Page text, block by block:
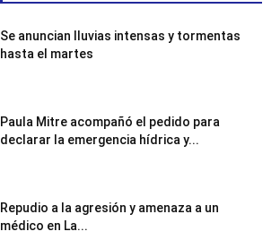
Se anuncian lluvias intensas y tormentas
hasta el martes
Paula Mitre acompañó el pedido para
declarar la emergencia hídrica y...
Repudio a la agresión y amenaza a un
médico en La...